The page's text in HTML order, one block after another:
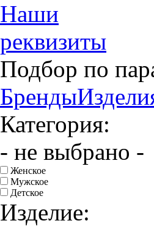
Наши
реквизиты
Подбор по
Бренды
Категория:
- не выбрано -
Женское
Мужское
Детское
Изделие: